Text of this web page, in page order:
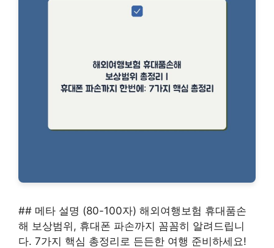
## 메타 설명 (80-100자) 해외여행보험 휴대품손
해 보상범위, 휴대폰 파손까지 꼼꼼히 알려드립니
다. 7가지 핵심 총정리로 든든한 여행 준비하세요!